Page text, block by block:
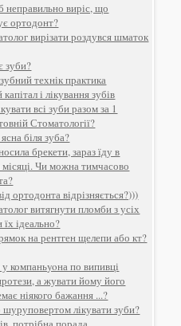
виріс, що
ортодонт?
вирізати роздувся шматок
зуби?
технік практика
і лікування зубів
всі зуби разом за 1
Стоматології?
біля зуба?
брекети, зараз їду в
Чи можна тимчасово
ортодонта відрізняється?)))
витягнути пломби з усіх
їх ідеально?
на рентген щелепи або кт?
компаньyoна по випивці
а жувати йому його
ніякого бажання ...?
лікувати зуби?